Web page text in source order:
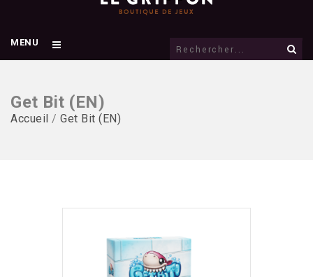
MENU
Get Bit (EN)
Accueil / Get Bit (EN)